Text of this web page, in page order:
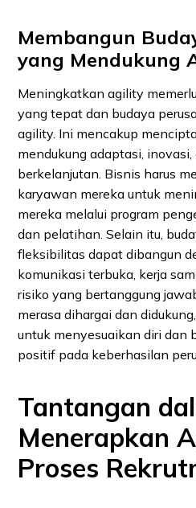
Membangun
yang Mendukung
Meningkatkan agility
yang tepat dan budaya
agility. Ini mencakup
mendukung adaptasi,
berkelanjutan. Bisnis harus
karyawan mereka untuk
mereka melalui program
dan pelatihan. Selain itu,
fleksibilitas dapat dibangun
komunikasi terbuka, kerja
risiko yang bertanggung
merasa dihargai dan
untuk menyesuaikan diri dan
positif pada keberhasilan
Tantangan
Menerapkan
Proses